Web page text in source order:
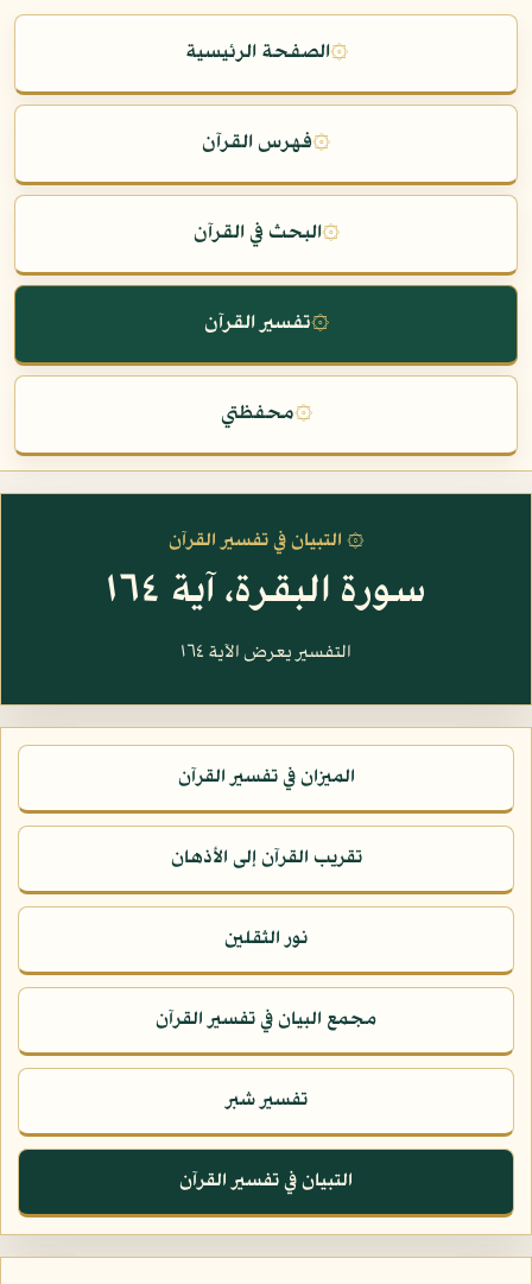
۞الصفحة الرئيسية
۞فهرس القرآن
۞البحث في القرآن
۞تفسير القرآن
۞محفظتي
۞ التبيان في تفسير القرآن
سورة البقرة، آية ١٦٤
التفسير يعرض الآية ١٦٤
الميزان في تفسير القرآن
تقريب القرآن إلى الأذهان
نور الثقلين
مجمع البيان في تفسير القرآن
تفسير شبر
التبيان في تفسير القرآن